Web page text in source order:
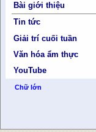
Bài giới thiệu
Tin tức
Giải trí cuối tuần
Văn hóa ẩm thực
YouTube
Chữ lớn